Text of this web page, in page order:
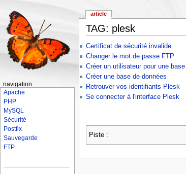
TAG: plesk
Certificat de sécurité invalide
Changer le mot de passe FTP
Créer un utilisateur pour une
Créer une base de données
Retrouver vos identifiants Plesk
Se connecter à l'interface Plesk
Piste :
article
navigation
Apache
PHP
MySQL
Sécurité
Postfix
Sauvegarde
FTP